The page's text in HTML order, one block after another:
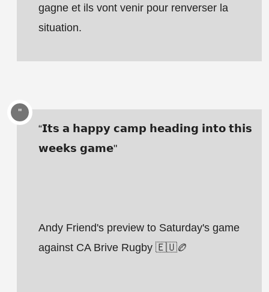
gagne et ils vont venir pour renverser la
situation.
“𝗜𝘁𝘀 𝗮 𝗵𝗮𝗽𝗽𝘆 𝗰𝗮𝗺𝗽 𝗵𝗲𝗮𝗱𝗶𝗻𝗴 𝗶𝗻𝘁𝗼 𝘁𝗵𝗶𝘀
𝘄𝗲𝗲𝗸𝘀 𝗴𝗮𝗺𝗲"
Andy Friend's preview to Saturday's game
against CA Brive Rugby 🇪🇺🏉